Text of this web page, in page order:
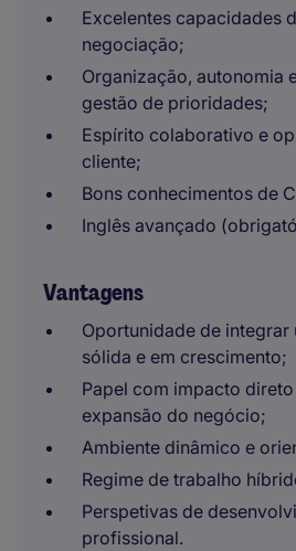
Excelentes capacidades
negociação;
Organização, autonomia
gestão de prioridades;
Espírito colaborativo e
cliente;
Bons conhecimentos de
Inglês avançado
Vantagens
Oportunidade de integrar
sólida e em crescimento;
Papel com impacto
expansão do negócio;
Ambiente dinâmico e
Regime de trabalho
Perspetivas de
profissional.